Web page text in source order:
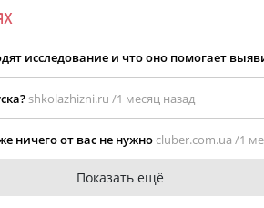
исследование и что оно помогает
shkolazhizni.ru /1 месяц назад
ничего от вас не нужноcluber.com.ua /1
Показать ещё